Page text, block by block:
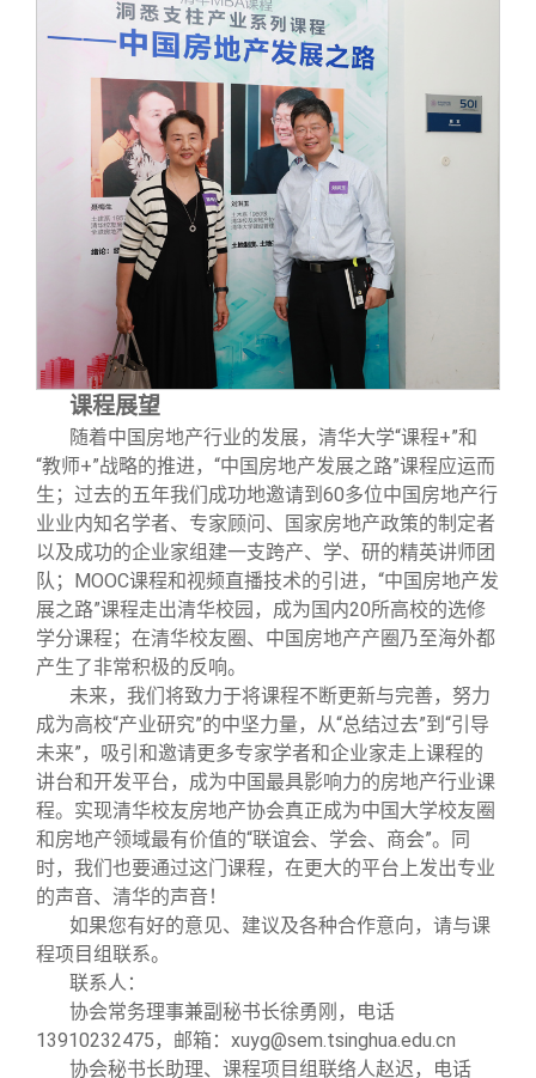
课程展望
随着中国房地产行业的发展，清华大学“课程+”和
“教师+”战略的推进，“中国房地产发展之路”课程应运而
生；过去的五年我们成功地邀请到60多位中国房地产行
业业内知名学者、专家顾问、国家房地产政策的制定者
以及成功的企业家组建一支跨产、学、研的精英讲师团
队；MOOC课程和视频直播技术的引进，“中国房地产发
展之路”课程走出清华校园，成为国内20所高校的选修
学分课程；在清华校友圈、中国房地产产圈乃至海外都
产生了非常积极的反响。
未来，我们将致力于将课程不断更新与完善，努力
成为高校“产业研究”的中坚力量，从“总结过去”到“引导
未来”，吸引和邀请更多专家学者和企业家走上课程的
讲台和开发平台，成为中国最具影响力的房地产行业课
程。实现清华校友房地产协会真正成为中国大学校友圈
和房地产领域最有价值的“联谊会、学会、商会”。同
时，我们也要通过这门课程，在更大的平台上发出专业
的声音、清华的声音！
如果您有好的意见、建议及各种合作意向，请与课
程项目组联系。
联系人：
协会常务理事兼副秘书长徐勇刚，电话
13910232475，邮箱：xuyg@sem.tsinghua.edu.cn
协会秘书长助理、课程项目组联络人赵迟，电话